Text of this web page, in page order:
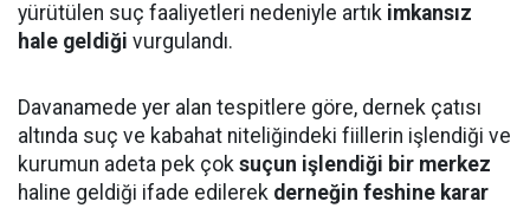
yürütülen suç faaliyetleri nedeniyle artık imkansız
hale geldiği vurgulandı.
Davanamede yer alan tespitlere göre, dernek çatısı
altında suç ve kabahat niteliğindeki fiillerin işlendiği ve
kurumun adeta pek çok suçun işlendiği bir merkez
haline geldiği ifade edilerek derneğin feshine karar